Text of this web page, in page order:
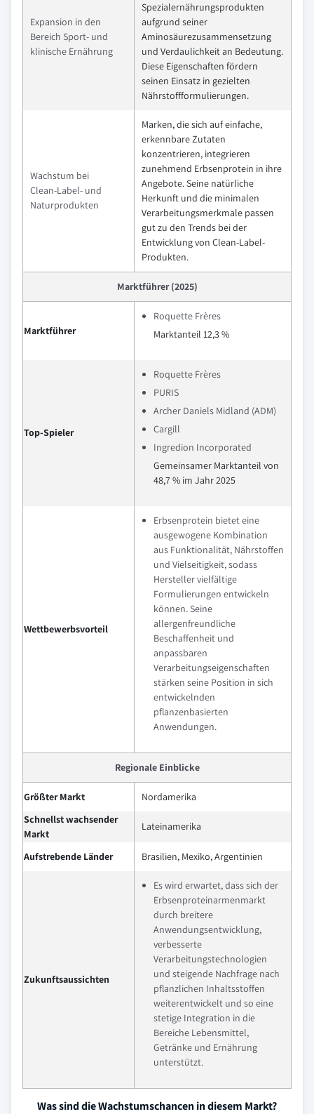
Expansion in den
Bereich Sport- und
klinische Ernährung
Spezialernährungsprodukten
aufgrund seiner
Aminosäurezusammensetzung
und Verdaulichkeit an Bedeutung.
Diese Eigenschaften fördern
seinen Einsatz in gezielten
Nährstoffformulierungen.
Wachstum bei
Clean‑Label- und
Naturprodukten
Marken, die sich auf einfache,
erkennbare Zutaten
konzentrieren, integrieren
zunehmend Erbsenprotein in ihre
Angebote. Seine natürliche
Herkunft und die minimalen
Verarbeitungsmerkmale passen
gut zu den Trends bei der
Entwicklung von Clean‑Label-
Produkten.
Marktführer (2025)
Marktführer
Roquette Frères
Marktanteil 12,3 %
Top-Spieler
Roquette Frères
PURIS
Archer Daniels Midland (ADM)
Cargill
Ingredion Incorporated
Gemeinsamer Marktanteil von
48,7 % im Jahr 2025
Wettbewerbsvorteil
Erbsenprotein bietet eine
ausgewogene Kombination
aus Funktionalität, Nährstoffen
und Vielseitigkeit, sodass
Hersteller vielfältige
Formulierungen entwickeln
können. Seine
allergenfreundliche
Beschaffenheit und
anpassbaren
Verarbeitungseigenschaften
stärken seine Position in sich
entwickelnden
pflanzenbasierten
Anwendungen.
Regionale Einblicke
Größter Markt
Nordamerika
Schnellst wachsender
Markt
Lateinamerika
Aufstrebende Länder Brasilien, Mexiko, Argentinien
Zukunftsaussichten
Es wird erwartet, dass sich der
Erbsenproteinarmenmarkt
durch breitere
Anwendungsentwicklung,
verbesserte
Verarbeitungstechnologien
und steigende Nachfrage nach
pflanzlichen Inhaltsstoffen
weiterentwickelt und so eine
stetige Integration in die
Bereiche Lebensmittel,
Getränke und Ernährung
unterstützt.
Was sind die Wachstumschancen in diesem Markt?